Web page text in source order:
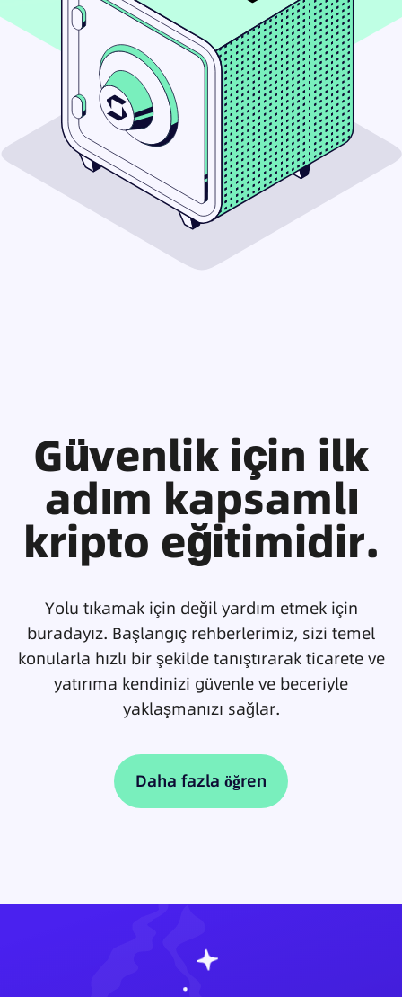
Güvenlik için ilk
adım kapsamlı
kripto eğitimidir.
Yolu tıkamak için değil yardım etmek için
buradayız. Başlangıç rehberlerimiz, sizi temel
konularla hızlı bir şekilde tanıştırarak ticarete ve
yatırıma kendinizi güvenle ve beceriyle
yaklaşmanızı sağlar.
Daha fazla öğren